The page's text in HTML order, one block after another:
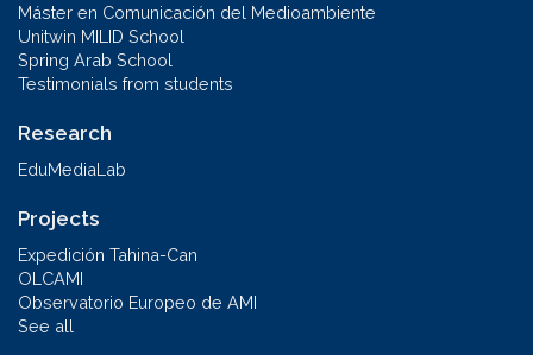
Máster en Comunicación del Medioambiente
Unitwin MILID School
Spring Arab School
Testimonials from students
Research
EduMediaLab
Projects
Expedición Tahina-Can
OLCAMI
Observatorio Europeo de AMI
See all